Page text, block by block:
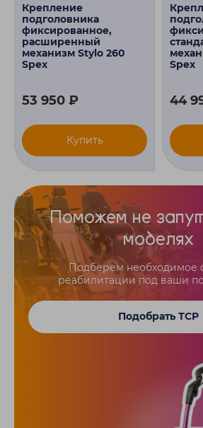
Крепление
подголовника
фиксированное,
расширенный
механизм Stylo 260
Spex
53 950 ₽
Купить
Spex
44
Поможем не
моделях
Подберем необходимое
реабилитации под ваши
Подобрать ТСР